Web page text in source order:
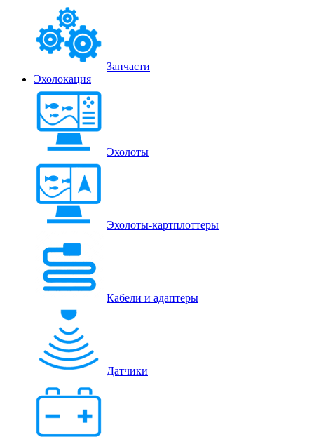
Запчасти
Эхолокация
Эхолоты
Эхолоты-картплоттеры
Кабели и адаптеры
Датчики